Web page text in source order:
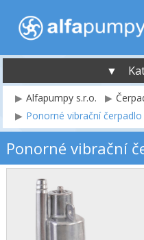
▼
Alfapumpy s.r.o.
Ponorné vibrační čerpadlo
Ponorné vibrační